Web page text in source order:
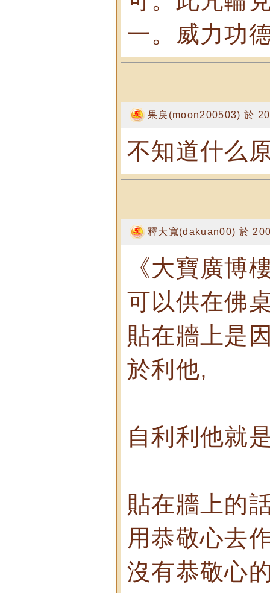
一。威力功
果戾(moon200503) 於
不知道什么
釋大寬(dakuan00) 於
《大寶廣博
可以供在佛
貼在牆上是
於利他,
自利利他就
貼在牆上的
用恭敬心去
沒有恭敬心